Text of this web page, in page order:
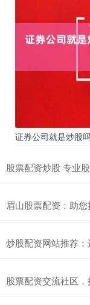
证券公司就是炒股
股票配资炒股 专业
眉山股票配资：助
炒股配资网站推荐
股票配资交流社区